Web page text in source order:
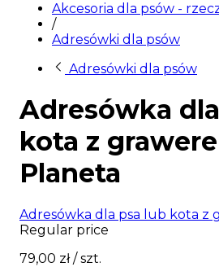
Akcesoria dla psów -
/
Adresówki dla psów
Adresówki dla psów
Adresówka
kota z
Planeta
Adresówka dla psa lub kota z
Regular price
79,00 zł/ szt.